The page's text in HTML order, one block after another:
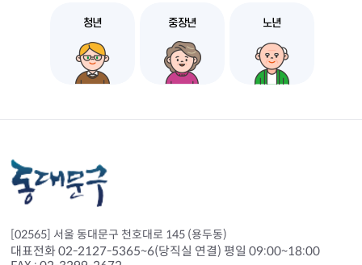
청년 중장년 노년
[02565] 서울 동대문구 천호대로 145 (용두동)
대표전화 02-2127-5365~6(당직실 연결) 평일 09:00~18:00